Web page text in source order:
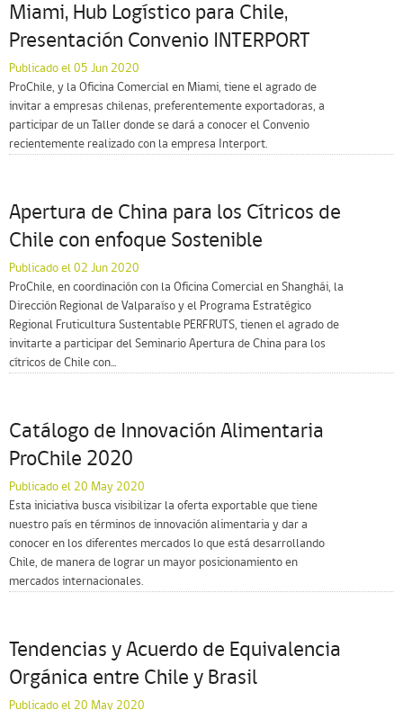
Miami, Hub Logístico para Chile,
Presentación Convenio INTERPORT
Publicado el 05 Jun 2020
ProChile, y la Oficina Comercial en Miami, tiene el agrado de
invitar a empresas chilenas, preferentemente exportadoras, a
participar de un Taller donde se dará a conocer el Convenio
recientemente realizado con la empresa Interport.
Apertura de China para los Cítricos de
Chile con enfoque Sostenible
Publicado el 02 Jun 2020
ProChile, en coordinación con la Oficina Comercial en Shanghái, la
Dirección Regional de Valparaíso y el Programa Estratégico
Regional Fruticultura Sustentable PERFRUTS, tienen el agrado de
invitarte a participar del Seminario Apertura de China para los
cítricos de Chile con...
Catálogo de Innovación Alimentaria
ProChile 2020
Publicado el 20 May 2020
Esta iniciativa busca visibilizar la oferta exportable que tiene
nuestro país en términos de innovación alimentaria y dar a
conocer en los diferentes mercados lo que está desarrollando
Chile, de manera de lograr un mayor posicionamiento en
mercados internacionales.
Tendencias y Acuerdo de Equivalencia
Orgánica entre Chile y Brasil
Publicado el 20 May 2020